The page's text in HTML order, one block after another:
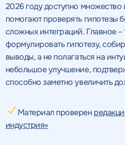
2026 году доступно множество
помогают проверять гипотезы
сложных интеграций. Главное –
формулировать гипотезу,
выводы, а не полагаться на
небольшое улучшение,
способно заметно увеличить
Материал проверен
индустрия»